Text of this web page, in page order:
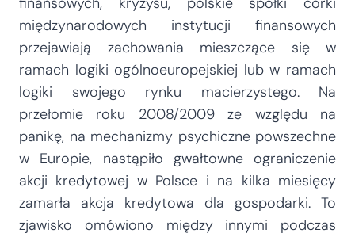
międzynarodowych instytucji finansowych
przejawiają zachowania mieszczące się w
ramach logiki ogólnoeuropejskiej lub w ramach
logiki swojego rynku macierzystego. Na
przełomie roku 2008/2009 ze względu na
panikę, na mechanizmy psychiczne powszechne
w Europie, nastąpiło gwałtowne ograniczenie
akcji kredytowej w Polsce i na kilka miesięcy
zamarła akcja kredytowa dla gospodarki. To
zjawisko omówiono między innymi podczas